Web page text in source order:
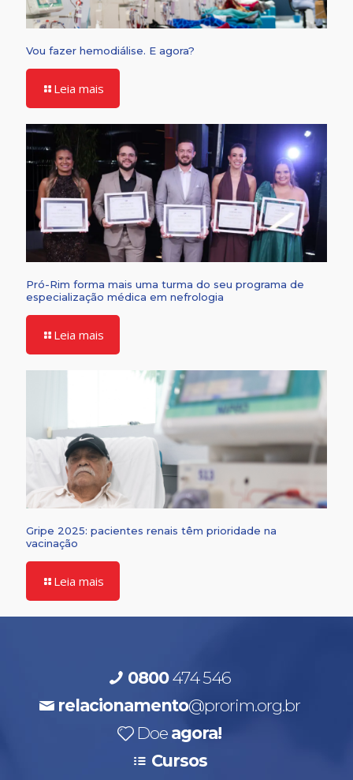
Vou fazer hemodiálise. E agora?
Leia mais
Pró-Rim forma mais uma turma do seu programa de
especialização médica em nefrologia
Leia mais
Gripe 2025: pacientes renais têm prioridade na
vacinação
Leia mais
0800474 546
relacionamento@prorim.org.br
Doe agora!
Cursos